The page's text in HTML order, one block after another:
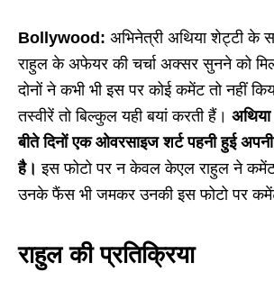
Bollywood: अभिनेत्री अथिया शेट्टी के
राहुल के अफेयर की चर्चा अक्सर सुनने को
दोनों ने कभी भी इस पर कोई कमेंट तो नहीं
तस्वीरें तो बिल्कुल यही बयां करती हैं।
बीते दिनों एक ओवरसाइज शर्ट पहनी हुई
है।इस फोटो पर न केवल केएल राहुल ने कमेंट
उनके फैंस भी जमकर उनकी इस फोटो पर
राहुल की प्रतिक्रिया